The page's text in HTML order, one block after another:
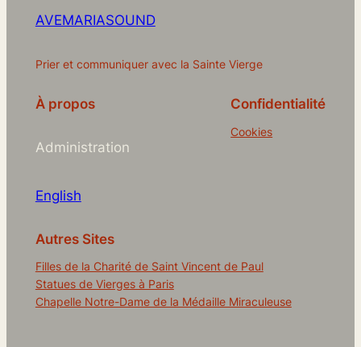
AVEMARIASOUND
Prier et communiquer avec la Sainte Vierge
À propos
Administration
English
Confidentialité
Cookies
Autres Sites
Filles de la Charité de Saint Vincent de Paul
Statues de Vierges à Paris
Chapelle Notre-Dame de la Médaille Miraculeuse